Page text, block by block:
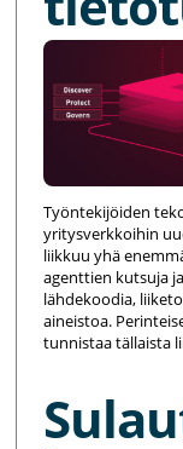
Työntekijöiden
yritysverkkoihin
liikkuu yhä
agenttien kutsuja
lähdekoodia,
aineistoa.
tunnistaa tällaista